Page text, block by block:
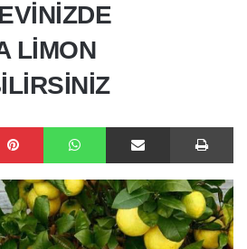
LİMON
Pinterest WhatsApp E-Posta ile paylaş